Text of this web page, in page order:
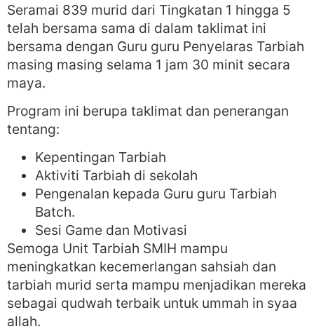
Seramai 839 murid dari Tingkatan 1 hingga 5
telah bersama sama di dalam taklimat ini
bersama dengan Guru guru Penyelaras Tarbiah
masing masing selama 1 jam 30 minit secara
maya.
Program ini berupa taklimat dan penerangan
tentang:
Kepentingan Tarbiah
Aktiviti Tarbiah di sekolah
Pengenalan kepada Guru guru Tarbiah
Batch.
Sesi Game dan Motivasi
Semoga Unit Tarbiah SMIH mampu
meningkatkan kecemerlangan sahsiah dan
tarbiah murid serta mampu menjadikan mereka
sebagai qudwah terbaik untuk ummah in syaa
allah.